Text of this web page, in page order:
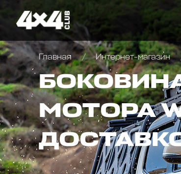
Главная Интернет-магазин
МОТОРА